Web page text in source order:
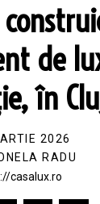
de
în
2026
RADU
casalux.ro